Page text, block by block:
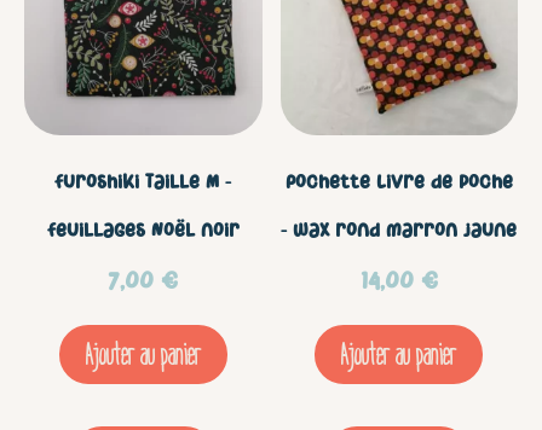
Furoshiki Taille M –
Feuillages Noël noir
7,00 €
Ajouter au panier
Pochette Livre de poche
– Wax rond marron jaune
14,00 €
Ajouter au panier